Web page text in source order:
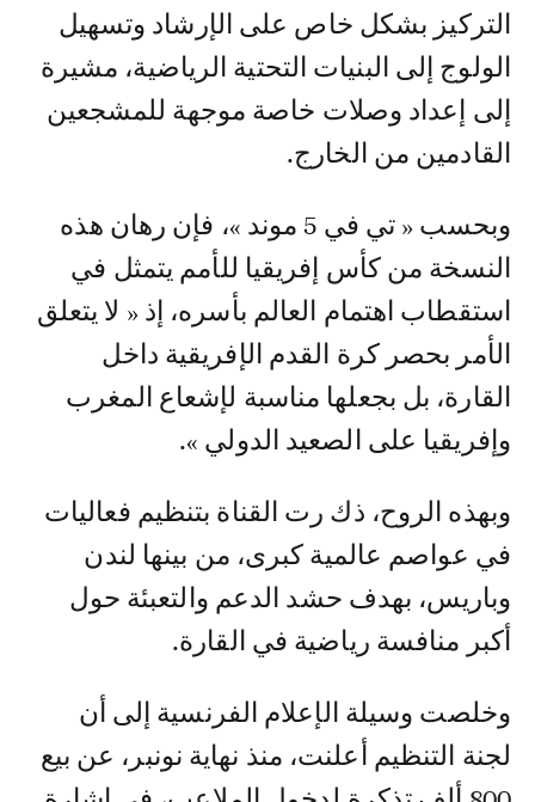
التركيز بشكل خاص على الإرشاد وتسهيل
الولوج إلى البنيات التحتية الرياضية، مشيرة
إلى إعداد وصلات خاصة موجهة للمشجعين
القادمين من الخارج.
وبحسب « تي في 5 موند »، فإن رهان هذه
النسخة من كأس إفريقيا للأمم يتمثل في
استقطاب اهتمام العالم بأسره، إذ « لا يتعلق
الأمر بحصر كرة القدم الإفريقية داخل
القارة، بل بجعلها مناسبة لإشعاع المغرب
وإفريقيا على الصعيد الدولي ».
وبهذه الروح، ذك رت القناة بتنظيم فعاليات
في عواصم عالمية كبرى، من بينها لندن
وباريس، بهدف حشد الدعم والتعبئة حول
أكبر منافسة رياضية في القارة.
وخلصت وسيلة الإعلام الفرنسية إلى أن
لجنة التنظيم أعلنت، منذ نهاية نونبر، عن بيع